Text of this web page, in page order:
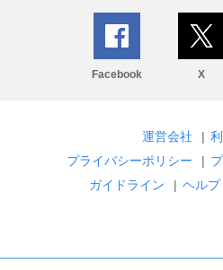
Facebook X
運営会社 |
プライバシーポリシー
|
ガイドライン
| ヘルプ